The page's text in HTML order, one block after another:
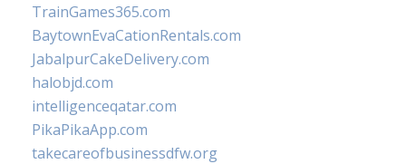
TrainGames365.com
BaytownEvaCationRentals.com
JabalpurCakeDelivery.com
halobjd.com
intelligenceqatar.com
PikaPikaApp.com
takecareofbusinessdfw.org